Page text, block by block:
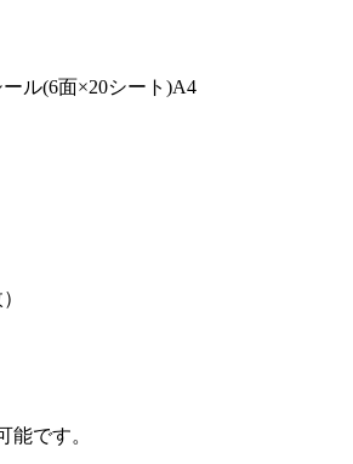
ル(6面×20シート)A4
能です。